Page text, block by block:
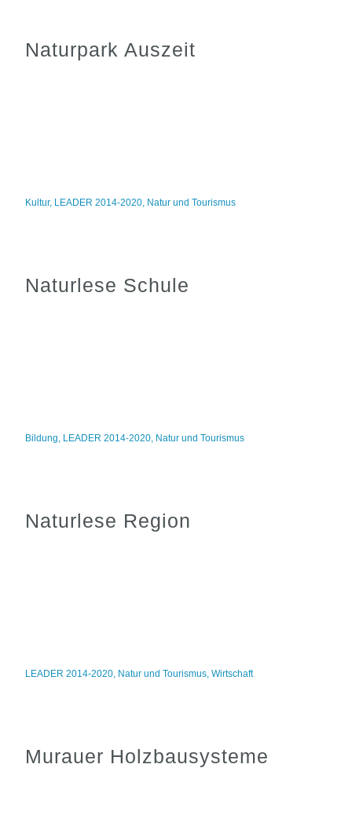
Naturpark Auszeit
Kultur, LEADER 2014-2020, Natur und Tourismus
Naturlese Schule
Bildung, LEADER 2014-2020, Natur und Tourismus
Naturlese Region
LEADER 2014-2020, Natur und Tourismus,Wirtschaft
Murauer Holzbausysteme